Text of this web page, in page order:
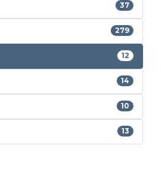
37
279
12
14
10
13